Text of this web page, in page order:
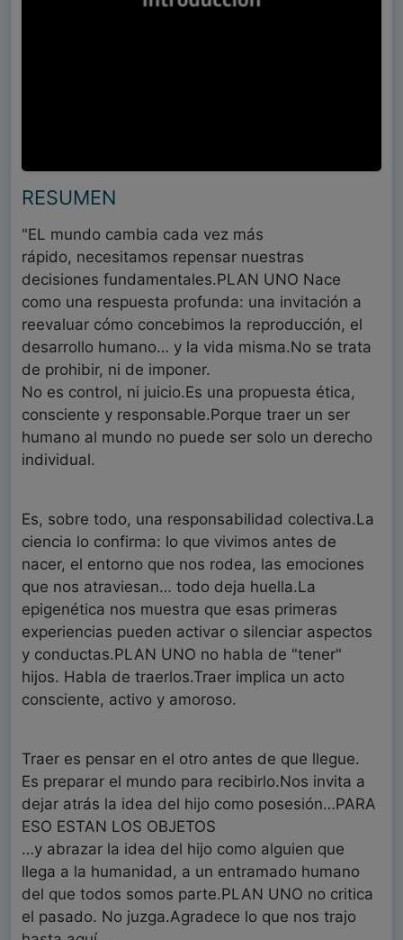
RESUMEN
"EL mundo cambia cada vez más
rápido, necesitamos repensar nuestras
decisiones fundamentales.PLAN UNO Nace
como una respuesta profunda: una invitación a
reevaluar cómo concebimos la reproducción, el
desarrollo humano… y la vida misma.No se trata
de prohibir, ni de imponer.
No es control, ni juicio.Es una propuesta ética,
consciente y responsable.Porque traer un ser
humano al mundo no puede ser solo un derecho
individual.
Es, sobre todo, una responsabilidad colectiva.La
ciencia lo confirma: lo que vivimos antes de
nacer, el entorno que nos rodea, las emociones
que nos atraviesan… todo deja huella.La
epigenética nos muestra que esas primeras
experiencias pueden activar o silenciar aspectos
y conductas.PLAN UNO no habla de "tener"
hijos. Habla de traerlos.Traer implica un acto
consciente, activo y amoroso.
Traer es pensar en el otro antes de que llegue.
Es preparar el mundo para recibirlo.Nos invita a
dejar atrás la idea del hijo como posesión…PARA
ESO ESTAN LOS OBJETOS
…y abrazar la idea del hijo como alguien que
llega a la humanidad, a un entramado humano
del que todos somos parte.PLAN UNO no critica
el pasado. No juzga.Agradece lo que nos trajo